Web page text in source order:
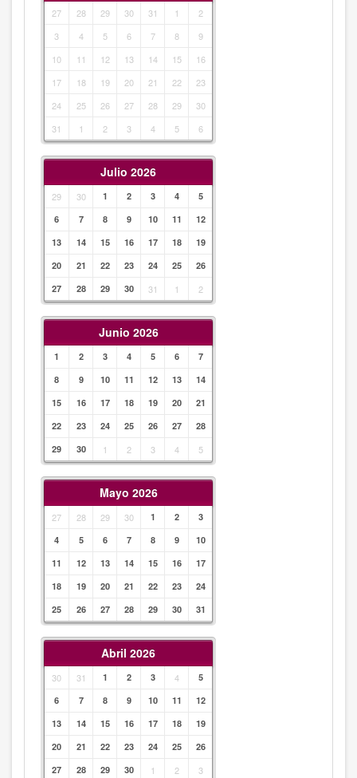
27 28 29 30 31 1
2
3
4 5 6 7 8
9
10
11 12 13 14 15
16
17
18 19 20 21 22
23
24
25 26 27 28 29
30
31
1 2 3 4 5 6
Julio 2026
29 30 1 2 3 4
5
6
7 8 9 10 11
12
13
14 15 16 17 18
19
20
21 22 23 24 25
26
27
28 29 30 31 1 2
Junio 2026
1 2 3 4 5 6
7
8
9 10 11 12 13
14
15
16 17 18 19 20
21
22
23 24 25 26 27
28
29
30 1 2 3 4 5
Mayo 2026
27 28 29 30 1 2
3
4
5 6 7 8 9
10
11
12 13 14 15 16
17
18
19 20 21 22 23
24
25
26 27 28 29 30 31
Abril 2026
30 31 1 2 3 4
5
6
7 8 9 10 11
12
13
14 15 16 17 18
19
20
21 22 23 24 25
26
27
28 29 30 1 2 3